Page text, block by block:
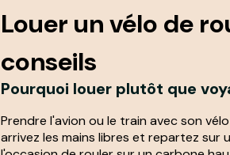
Louer un vélo de
conseils
Pourquoi louer plutôt que
Prendre l'avion ou le train avec son
arrivez les mains libres et repartez sur